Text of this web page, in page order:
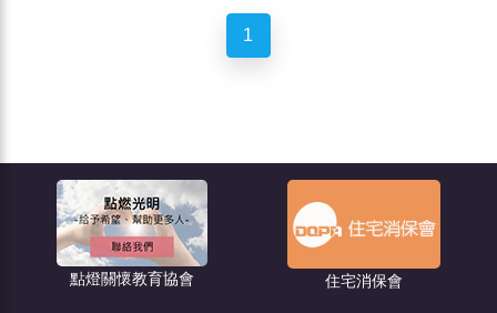
1
點燈關懷教育協會 住宅消保會